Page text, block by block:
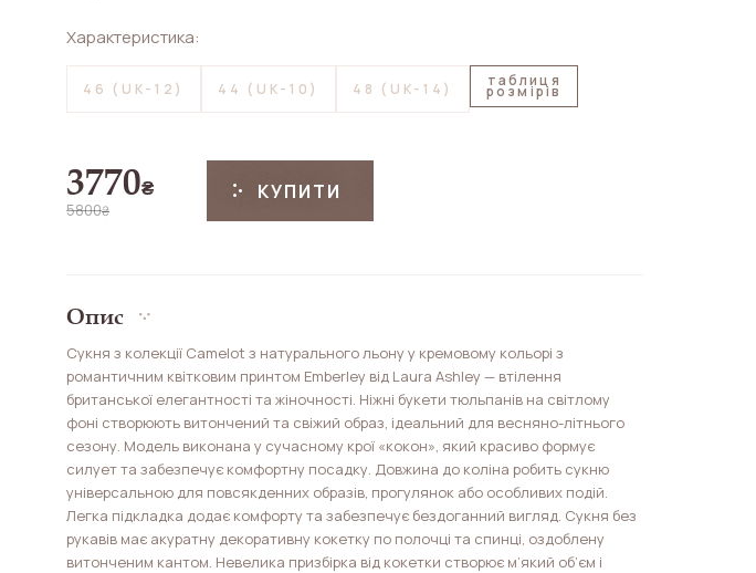
Характеристика:
46 (UK-12) 44 (UK-10) 48 (UK-14) таблиця
розмірів
3770₴
5800₴
КУПИТИ
Опис
Сукня з колекції Camelot з натурального льону у кремовому кольорі з
романтичним квітковим принтом Emberley від Laura Ashley — втілення
британської елегантності та жіночності. Ніжні букети тюльпанів на світлому
фоні створюють витончений та свіжий образ, ідеальний для весняно-літнього
сезону. Модель виконана у сучасному крої «кокон», який красиво формує
силует та забезпечує комфортну посадку. Довжина до коліна робить сукню
універсальною для повсякденних образів, прогулянок або особливих подій.
Легка підкладка додає комфорту та забезпечує бездоганний вигляд. Сукня без
рукавів має акуратну декоративну кокетку по полочці та спинці, оздоблену
витонченим кантом. Невелика призбірка від кокетки створює м’який об’єм і